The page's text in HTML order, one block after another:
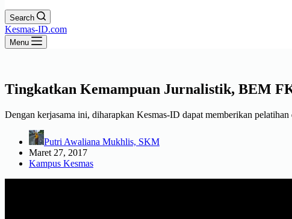
Search
Kesmas-ID.com
Menu
Tingkatkan Kemampuan Jurnalistik, BEM
Dengan kerjasama ini, diharapkan Kesmas-ID dapat memberikan
Putri Awaliana Mukhlis, SKM
Maret 27, 2017
Kampus Kesmas